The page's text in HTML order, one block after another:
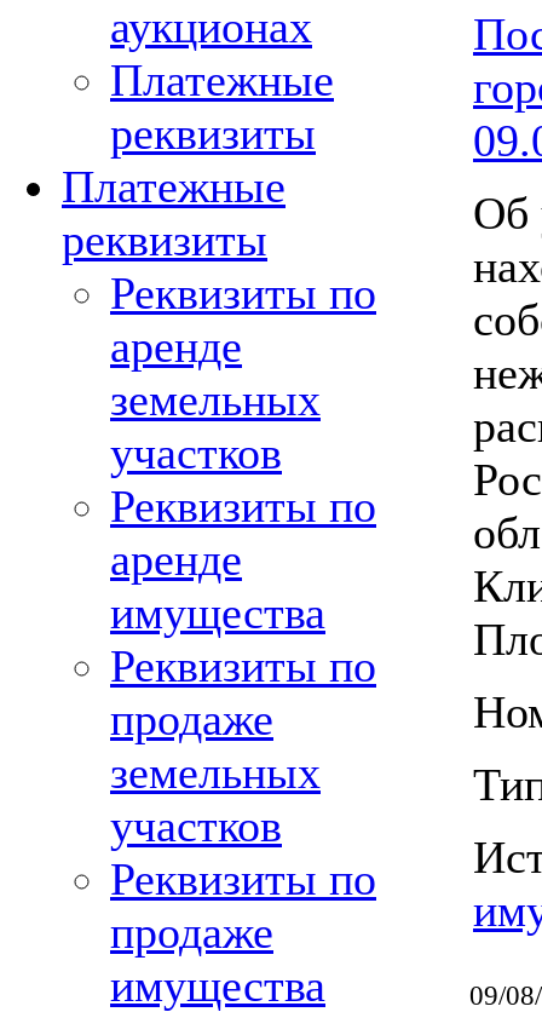
аукционах
Платежные
реквизиты
Платежные
реквизиты
Реквизиты по
аренде
земельных
участков
Реквизиты по
аренде
имущества
Реквизиты по
продаже
земельных
участков
Реквизиты по
продаже
имущества
Об
09/